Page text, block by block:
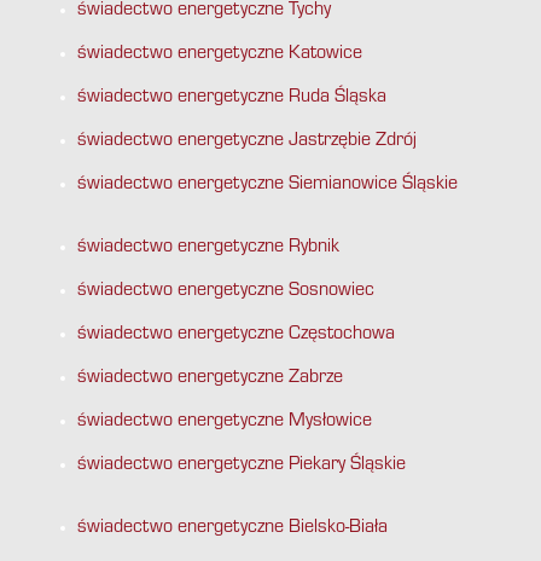
świadectwo energetyczne Tychy
świadectwo energetyczne Katowice
świadectwo energetyczne Ruda Śląska
świadectwo energetyczne Jastrzębie Zdrój
świadectwo energetyczne Siemianowice Śląskie
świadectwo energetyczne Rybnik
świadectwo energetyczne Sosnowiec
świadectwo energetyczne Częstochowa
świadectwo energetyczne Zabrze
świadectwo energetyczne Mysłowice
świadectwo energetyczne Piekary Śląskie
świadectwo energetyczne Bielsko-Biała